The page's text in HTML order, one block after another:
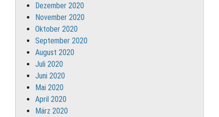
Dezember 2020
November 2020
Oktober 2020
September 2020
August 2020
Juli 2020
Juni 2020
Mai 2020
April 2020
März 2020